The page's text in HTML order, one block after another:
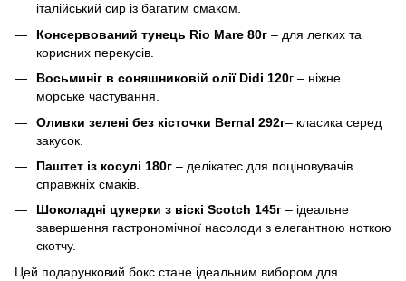
італійський сир із багатим смаком.
Консервований тунець Rio Mare 80г – для легких та
корисних перекусів.
Восьминіг в соняшниковій олії Didi 120г – ніжне
морське частування.
Оливки зелені без кісточки Bernal 292г– класика серед
закусок.
Паштет із косулі 180г – делікатес для поціновувачів
справжніх смаків.
Шоколадні цукерки з віскі Scotch 145г – ідеальне
завершення гастрономічної насолоди з елегантною ноткою
скотчу.
Цей подарунковий бокс стане ідеальним вибором для